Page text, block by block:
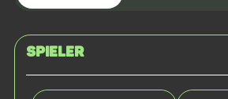
Spieler